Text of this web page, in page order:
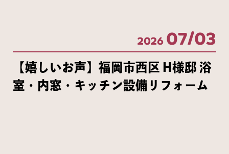
2026 07/03
【嬉しいお声】福岡市西区 H様邸 浴
室・内窓・キッチン設備リフォーム